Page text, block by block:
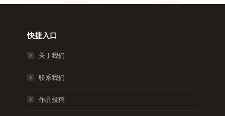
快捷入口
关于我们
联系我们
作品投稿